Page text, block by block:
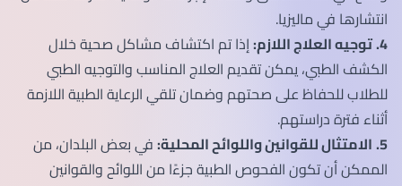
انتشارها في ماليزيا.
4. توجيه العلاج اللازم:إذا تم اكتشاف مشاكل صحية خلال
الكشف الطبي، يمكن تقديم العلاج المناسب والتوجيه الطبي
للطلاب للحفاظ على صحتهم وضمان تلقي الرعاية الطبية اللازمة
أثناء فترة دراستهم.
5. الامتثال للقوانين واللوائح المحلية:في بعض البلدان، من
الممكن أن تكون الفحوص الطبية جزءًا من اللوائح والقوانين